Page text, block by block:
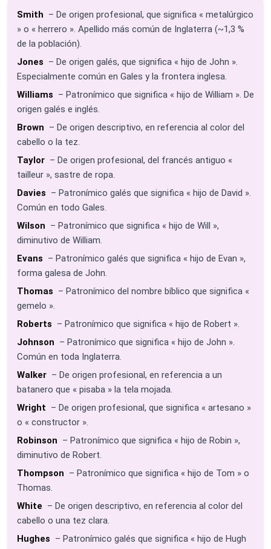
Smith – De origen profesional, que significa « metalúrgico
» o « herrero ». Apellido más común de Inglaterra (~1,3 %
de la población).
Jones – De origen galés, que significa « hijo de John ».
Especialmente común en Gales y la frontera inglesa.
Williams – Patronímico que significa « hijo de William ». De
origen galés e inglés.
Brown – De origen descriptivo, en referencia al color del
cabello o la tez.
Taylor – De origen profesional, del francés antiguo «
tailleur », sastre de ropa.
Davies – Patronímico galés que significa « hijo de David ».
Común en todo Gales.
Wilson – Patronímico que significa « hijo de Will »,
diminutivo de William.
Evans – Patronímico galés que significa « hijo de Evan »,
forma galesa de John.
Thomas – Patronímico del nombre bíblico que significa «
gemelo ».
Roberts – Patronímico que significa « hijo de Robert ».
Johnson – Patronímico que significa « hijo de John ».
Común en toda Inglaterra.
Walker – De origen profesional, en referencia a un
batanero que « pisaba » la tela mojada.
Wright – De origen profesional, que significa « artesano »
o « constructor ».
Robinson – Patronímico que significa « hijo de Robin »,
diminutivo de Robert.
Thompson – Patronímico que significa « hijo de Tom » o
Thomas.
White – De origen descriptivo, en referencia al color del
cabello o una tez clara.
Hughes – Patronímico galés que significa « hijo de Hugh